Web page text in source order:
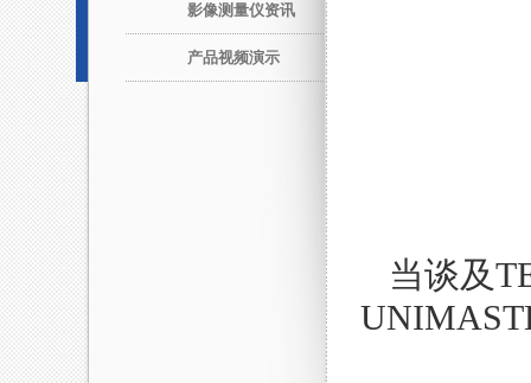
影像测量仪资讯
产品视频演示
当谈及